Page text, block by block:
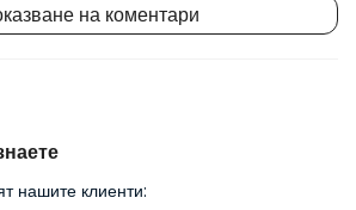
на коментари
нашите клиенти: